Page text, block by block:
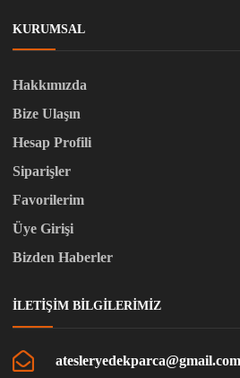
KURUMSAL
Hakkımızda
Bize Ulaşın
Hesap Profili
Siparişler
Favorilerim
Üye Girişi
Bizden Haberler
İLETIŞIM BILGILERIMIZ
atesleryedekparca@gmail.com